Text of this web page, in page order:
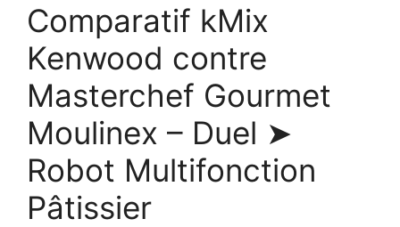
Comparatif kMix
Kenwood contre
Masterchef Gourmet
Moulinex – Duel ➤
Robot Multifonction
Pâtissier